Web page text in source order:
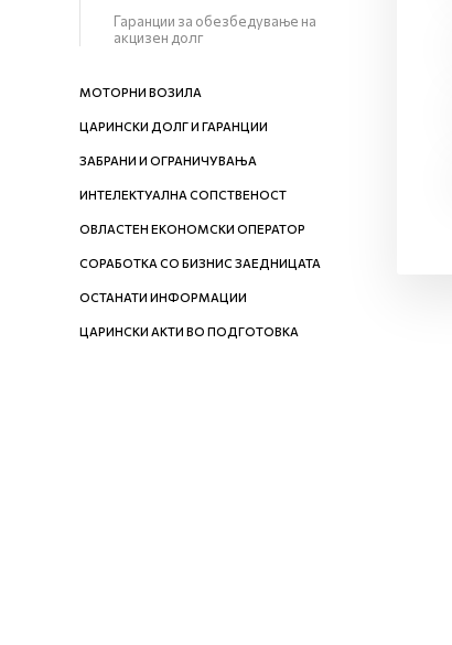
Гаранции за обезбедување на
акцизен долг
МОТОРНИ ВОЗИЛА
ЦАРИНСКИ ДОЛГ И ГАРАНЦИИ
ЗАБРАНИ И ОГРАНИЧУВАЊА
ИНТЕЛЕКТУАЛНА СОПСТВЕНОСТ
ОВЛАСТЕН ЕКОНОМСКИ ОПЕРАТОР
СОРАБОТКА СО БИЗНИС ЗАЕДНИЦАТА
ОСТАНАТИ ИНФОРМАЦИИ
ЦАРИНСКИ АКТИ ВО ПОДГОТОВКА